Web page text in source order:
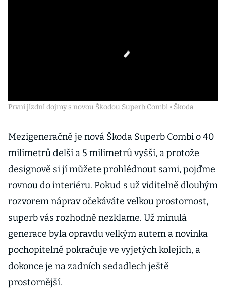
První jízdní dojmy s novou Škodou Superb Combi • Škoda
Mezigeneračně je nová Škoda Superb Combi o 40
milimetrů delší a 5 milimetrů vyšší, a protože
designově si jí můžete prohlédnout sami, pojďme
rovnou do interiéru. Pokud s už viditelně dlouhým
rozvorem náprav očekáváte velkou prostornost,
superb vás rozhodně nezklame. Už minulá
generace byla opravdu velkým autem a novinka
pochopitelně pokračuje ve vyjetých kolejích, a
dokonce je na zadních sedadlech ještě
prostornější.